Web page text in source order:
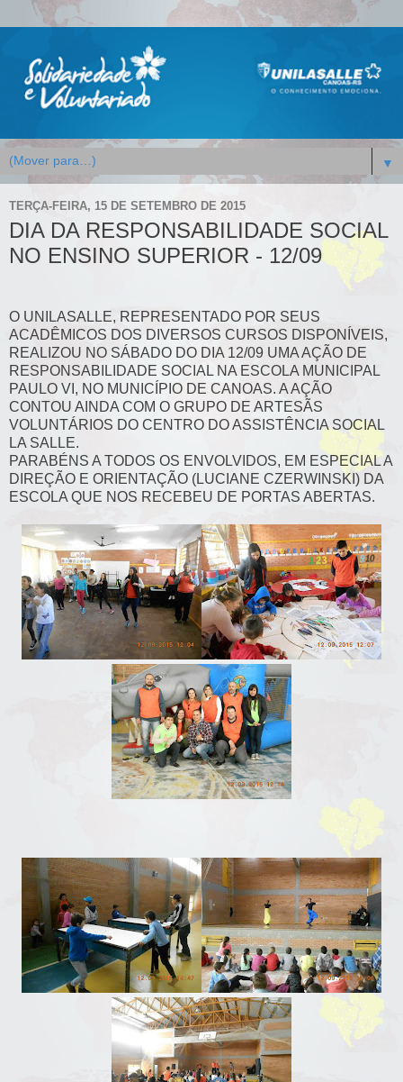
▼
TERÇA-FEIRA, 15 DE SETEMBRO DE 2015
DIA DA RESPONSABILIDADE SOCIAL
NO ENSINO SUPERIOR - 12/09
O UNILASALLE, REPRESENTADO POR SEUS
ACADÊMICOS DOS DIVERSOS CURSOS DISPONÍVEIS,
REALIZOU NO SÁBADO DO DIA 12/09 UMA AÇÃO DE
RESPONSABILIDADE SOCIAL NA ESCOLA MUNICIPAL
PAULO VI, NO MUNICÍPIO DE CANOAS. A AÇÃO
CONTOU AINDA COM O GRUPO DE ARTESÃS
VOLUNTÁRIOS DO CENTRO DO ASSISTÊNCIA SOCIAL
LA SALLE.
PARABÉNS A TODOS OS ENVOLVIDOS, EM ESPECIAL A
DIREÇÃO E ORIENTAÇÃO (LUCIANE CZERWINSKI) DA
ESCOLA QUE NOS RECEBEU DE PORTAS ABERTAS.